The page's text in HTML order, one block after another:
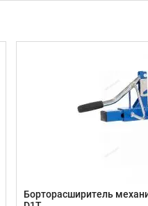
Борторасширитель